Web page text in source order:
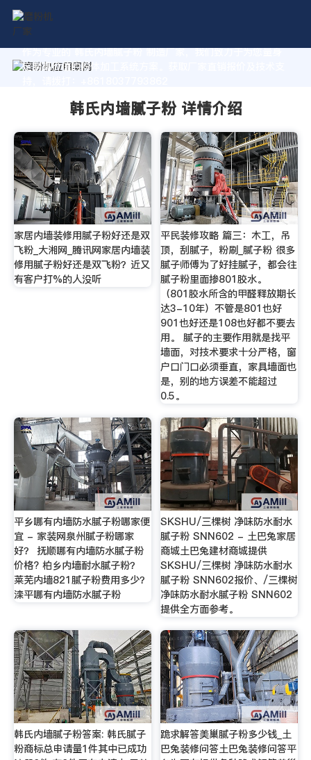
作为专业的 韩氏内墙腻子粉 制造厂家，我们致力于为您量身
定制高价值的粉体加工系统方案。获取厂家直销报价及技术支
韩氏内墙腻子粉 详情介绍
家居内墙装修用腻子粉好还是双
飞粉_大湘网_腾讯网家居内墙装
修用腻子粉好还是双飞粉？近又
有客户打%的人没听
平民装修攻略 篇三：木工，吊
顶，刮腻子，粉刷_腻子粉 很多
腻子师傅为了好挂腻子，都会往
腻子粉里面掺801胶水。
（801胶水所含的甲醛释放期长
达3-10年）不管是801也好
901也好还是108也好都不要去
用。 腻子的主要作用就是找平
墙面，对技术要求十分严格，窗
户口门口必须垂直，家具墙面也
是，别的地方误差不能超过
0.5。
平乡哪有内墙防水腻子粉哪家便
宜 - 家装网泉州腻子粉哪家
好？ 抚顺哪有内墙防水腻子粉
价格? 柏乡内墙耐水腻子粉？
莱芜内墙821腻子粉费用多少？
滦平哪有内墙防水腻子粉
SKSHU/三棵树 净味防水耐水
腻子粉 SNN602 - 土巴兔家居
商城土巴兔建材商城提供
SKSHU/三棵树 净味防水耐水
腻子粉 SNN602报价、/三棵树
净味防水耐水腻子粉 SNN602
提供全方面参考。
韩氏内墙腻子粉答案: 韩氏腻子
粉商标总申请量1件其中已成功
跪求解答美巢腻子粉多少钱_土
巴兔装修问答土巴兔装修问答平